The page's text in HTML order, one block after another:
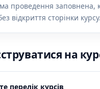
проведення заповнена,
відкриття сторінки курсу.
на
перелік курсів